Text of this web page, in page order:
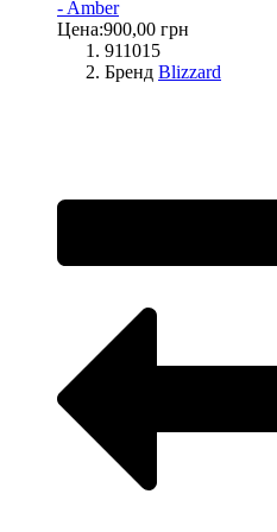
- Amber
Цена:900,00 грн
911015
Бренд Blizzard